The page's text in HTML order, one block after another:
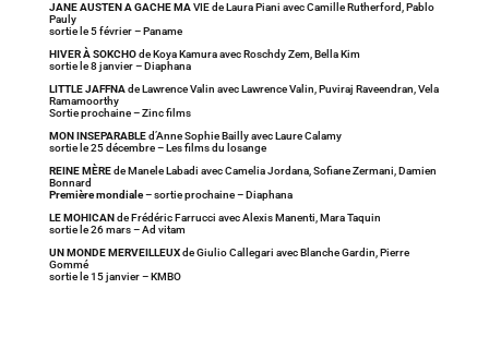
JANE AUSTEN A GACHE MAVIE de Laura Piani avec Camille Rutherford, Pablo
Pauly
sortie le 5 février – Paname
HIVER À SOKCHOde Koya Kamura avec Roschdy Zem, Bella Kim
sortie le 8 janvier – Diaphana
LITTLE JAFFNAde Lawrence Valin avec Lawrence Valin, Puviraj Raveendran, Vela
Ramamoorthy
Sortie prochaine – Zinc films
MON INSEPARABLEd’Anne Sophie Bailly avec Laure Calamy
sortie le 25 décembre – Les films du losange
REINE MÈREde Manele Labadi avec Camelia Jordana, Sofiane Zermani, Damien
Bonnard
Première mondiale– sortie prochaine – Diaphana
LE MOHICANde Frédéric Farrucci avec Alexis Manenti, Mara Taquin
sortie le 26 mars – Ad vitam
UN MONDE MERVEILLEUXde Giulio Callegari avec Blanche Gardin, Pierre
Gommé
sortie le 15 janvier – KMBO